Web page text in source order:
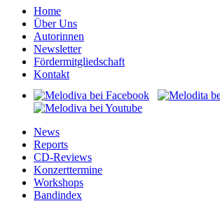
Home
Über Uns
Autorinnen
Newsletter
Fördermitgliedschaft
Kontakt
News
Reports
CD-Reviews
Konzerttermine
Workshops
Bandindex